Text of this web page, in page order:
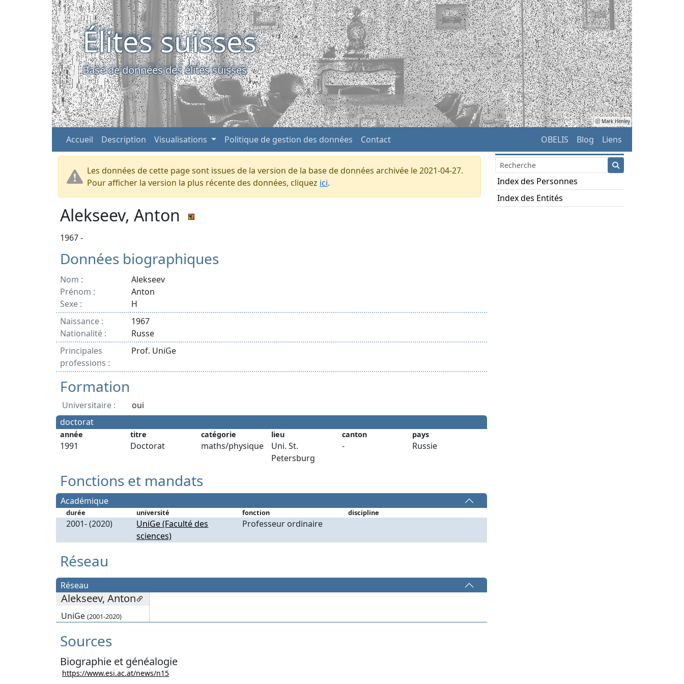
Élites suisses
Base de données des élites suisses
ⓒ Mark Henley
Accueil Description Visualisations Politique de gestion des données Contact OBELIS Blog Liens
Les données de cette page sont issues de la version de la base de données archivée le 2021-04-27.
Pour afficher la version la plus récente des données, cliquez ici.
Alekseev, Anton
1967 -
Données biographiques
Nom :
Alekseev
Prénom :
Anton
Sexe :
H
Naissance :
1967
Nationalité :
Russe
Principales
professions :
Prof. UniGe
Formation
Universitaire :
oui
doctorat
année titre catégorie lieu canton pays
1991 Doctorat maths/physique
Uni. St.
Petersburg
- Russie
Fonctions et mandats
Académique
durée université fonction discipline
2001- (2020)
UniGe (Faculté des
sciences)
Professeur ordinaire
Réseau
Réseau
Alekseev, Anton
UniGe (2001-2020)
Sources
Biographie et généalogie
https://www.esi.ac.at/news/n15
Index des Personnes
Index des Entités